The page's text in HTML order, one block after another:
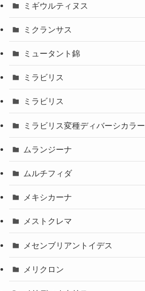
ミギウルティヌス
ミクランサス
ミュータント錦
ミラビリス
ミラビリス
ミラビリス変種ディバーシカラー
ムランジーナ
ムルチフィダ
メキシカーナ
メストクレマ
メセンブリアントイデス
メリクロン